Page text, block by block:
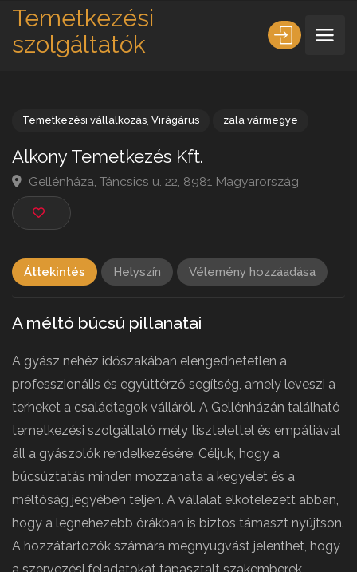
Temetkezési
szolgáltatók
Alkony Temetkezés Kft.
Gellénháza, Táncsics u. 22, 8981 Magyarország
Áttekintés Helyszín Vélemény hozzáadása
A méltó búcsú pillanatai
A gyász nehéz időszakában elengedhetetlen a
professzionális és együttérző segítség, amely leveszi a
terheket a családtagok válláról. A Gellénházán található
temetkezési szolgáltató mély tisztelettel és empátiával
áll a gyászolók rendelkezésére. Céljuk, hogy a
búcsúztatás minden mozzanata a kegyelet és a
méltóság jegyében teljen. A vállalat elkötelezett abban,
hogy a legnehezebb órákban is biztos támaszt nyújtson.
A hozzátartozók számára megnyugvást jelenthet, hogy